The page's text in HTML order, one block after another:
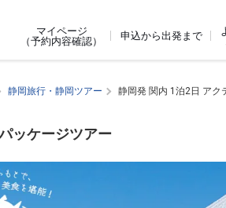
マイページ
（予約内容確認）
申込から出発まで
静岡旅行・静岡ツアー 静岡発 関内 1泊2日 アク
ッケージツアー